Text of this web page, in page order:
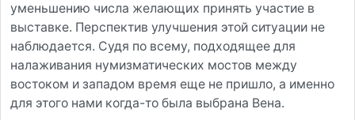
уменьшению числа желающих принять участие в
выставке. Перспектив улучшения этой ситуации не
наблюдается. Судя по всему, подходящее для
налаживания нумизматических мостов между
востоком и западом время еще не пришло, а именно
для этого нами когда-то была выбрана Вена.